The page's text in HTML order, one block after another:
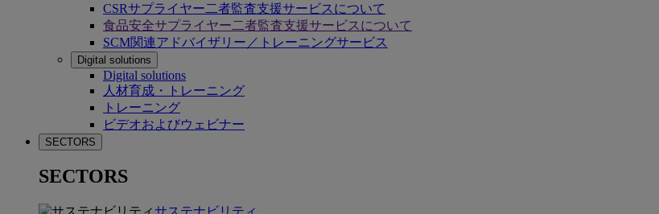
CSRサプライヤー二者監査支援サービスについて
食品安全サプライヤー二者監査支援サービスについて
SCM関連アドバイザリー／トレーニングサービス
Digital solutions
Digital solutions
人材育成・トレーニング
トレーニング
ビデオおよびウェビナー
SECTORS
SECTORS